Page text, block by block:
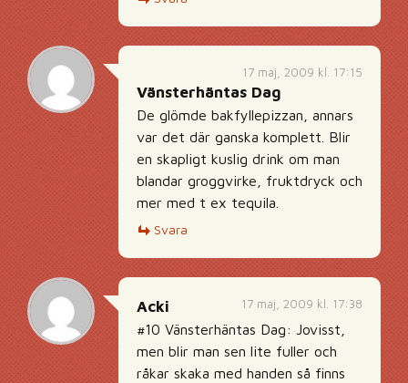
17 maj, 2009 kl. 17:15
Vänsterhäntas Dag
De glömde bakfyllepizzan, annars
var det där ganska komplett. Blir
en skapligt kuslig drink om man
blandar groggvirke, fruktdryck och
mer med t ex tequila.
Svara
17 maj, 2009 kl. 17:38
Acki
#10 Vänsterhäntas Dag: Jovisst,
men blir man sen lite fuller och
råkar skaka med handen så finns